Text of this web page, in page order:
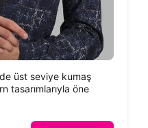
üst seviye kumaş
tasarımlarıyla öne